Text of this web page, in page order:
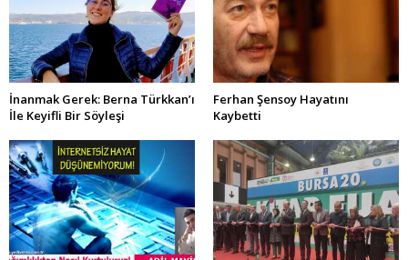
İnanmak Gerek: Berna Türkkan’ı
İle Keyifli Bir Söyleşi
Ferhan Şensoy Hayatını
Kaybetti